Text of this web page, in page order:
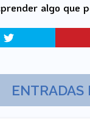
algo
ENTRADAS